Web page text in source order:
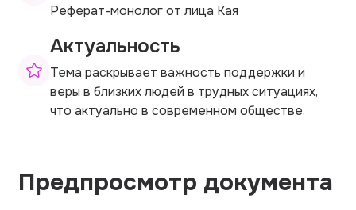
Реферат-монолог от лица Кая
Актуальность
Тема раскрывает важность поддержки и
веры в близких людей в трудных ситуациях,
что актуально в современном обществе.
Предпросмотр документа